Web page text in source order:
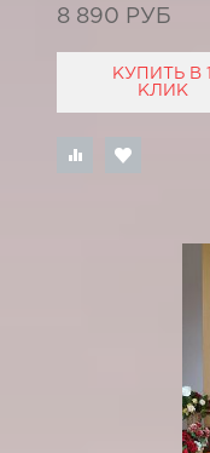
8 890 РУБ
КУПИТЬ В 1
КЛИК